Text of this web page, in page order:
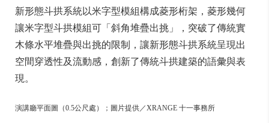
新形態斗拱系統以米字型模組構成菱形桁架，菱形幾何
讓米字型斗拱模組可「斜角堆疊出挑」，突破了傳統實
木條水平堆疊與出挑的限制，讓新形態斗拱系統呈現出
空間穿透性及流動感，創新了傳統斗拱建築的語彙與表
現。
演講廳平面圖（0.5公尺處）；圖片提供／XRANGE 十一事務所